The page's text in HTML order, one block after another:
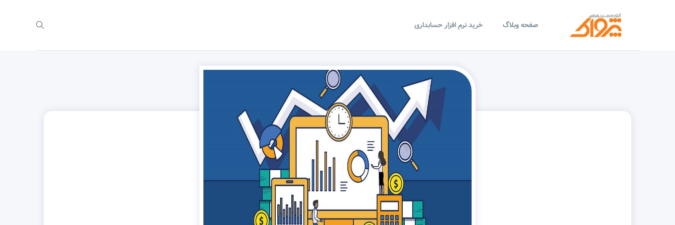
صفحه وبلاگ خرید نرم افزار حسابداری